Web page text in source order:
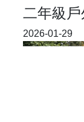
二年級
2026-01-29